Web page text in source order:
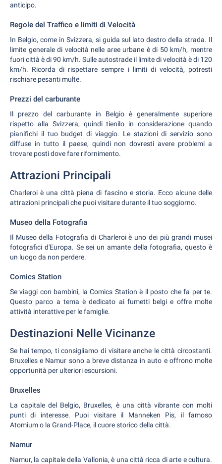
anticipo.
Regole del Traffico e limiti di Velocità
In Belgio, come in Svizzera, si guida sul lato destro della strada. Il
limite generale di velocità nelle aree urbane è di 50 km/h, mentre
fuori città è di 90 km/h. Sulle autostrade il limite di velocità è di 120
km/h. Ricorda di rispettare sempre i limiti di velocità, potresti
rischiare pesanti multe.
Prezzi del carburante
Il prezzo del carburante in Belgio è generalmente superiore
rispetto alla Svizzera, quindi tienilo in considerazione quando
pianifichi il tuo budget di viaggio. Le stazioni di servizio sono
diffuse in tutto il paese, quindi non dovresti avere problemi a
trovare posti dove fare rifornimento.
Attrazioni Principali
Charleroi è una città piena di fascino e storia. Ecco alcune delle
attrazioni principali che puoi visitare durante il tuo soggiorno.
Museo della Fotografia
Il Museo della Fotografia di Charleroi è uno dei più grandi musei
fotografici d'Europa. Se sei un amante della fotografia, questo è
un luogo da non perdere.
Comics Station
Se viaggi con bambini, la Comics Station è il posto che fa per te.
Questo parco a tema è dedicato ai fumetti belgi e offre molte
attività interattive per le famiglie.
Destinazioni Nelle Vicinanze
Se hai tempo, ti consigliamo di visitare anche le città circostanti.
Bruxelles e Namur sono a breve distanza in auto e offrono molte
opportunità per ulteriori escursioni.
Bruxelles
La capitale del Belgio, Bruxelles, è una città vibrante con molti
punti di interesse. Puoi visitare il Manneken Pis, il famoso
Atomium o la Grand-Place, il cuore storico della città.
Namur
Namur, la capitale della Vallonia, è una città ricca di arte e cultura.